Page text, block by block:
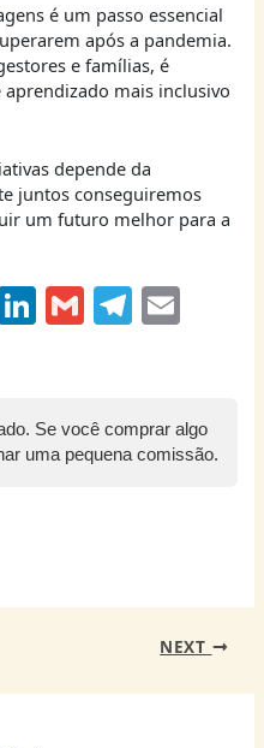
é um passo essencial
após a pandemia.
e famílias, é
mais inclusivo
depende da
juntos conseguiremos
um futuro melhor para a
Li
e
dI
G
l
T
g
ra
l
Se você comprar algo
uma pequena comissão.
NEXT